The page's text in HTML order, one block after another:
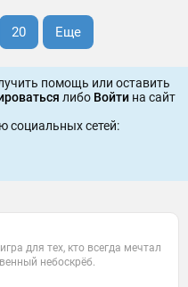
20 Еще
помощь или оставить
либо Войти на сайт
социальных сетей:
для тех, кто всегда мечтал
небоскрёб.